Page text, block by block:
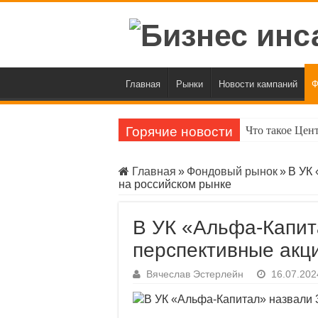
Главная Рынки Новости кампаний
Горячие новости
Что такое
Индекс
BofA предрек
ЦБ
Индекс ОФЗ
Индекс
Главная » Фондовый рынок» В УК
на российском рынке
В УК «Альфа-
перспективные
Вячеслав Эстерлейн